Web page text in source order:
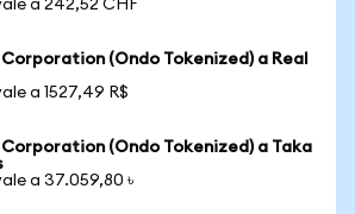
a 242,52 CHF
(Ondo Tokenized) a Real
a 1527,49 R$
(Ondo Tokenized) a Taka
a 37.059,80 ৳